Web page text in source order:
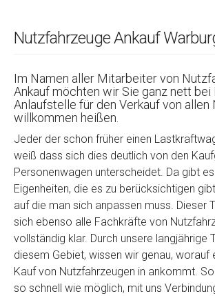
Nutzfahrzeuge Ankauf
Im Namen aller Mitarbeiter von
Ankauf möchten wir Sie ganz nett bei
Anlaufstelle für den Verkauf von allen
willkommen heißen.
Jeder der schon früher einen
weiß dass sich dies deutlich von den
Personenwagen unterscheidet. Da gibt
Eigenheiten, die es zu berücksichtigen
auf die man sich anpassen muss. Dieser
sich ebenso alle Fachkräfte von
vollständig klar. Durch unsere langjährige
diesem Gebiet, wissen wir genau, worauf
Kauf von Nutzfahrzeugen in ankommt.
so schnell wie möglich, mit uns